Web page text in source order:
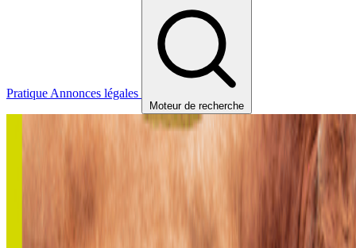
Pratique Annonces légales
Moteur de recherche